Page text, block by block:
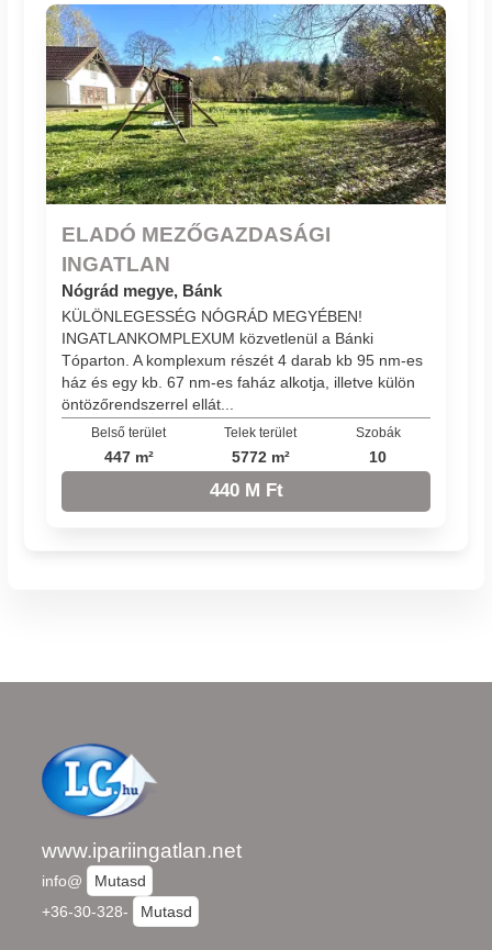
ELADÓ MEZŐGAZDASÁGI
INGATLAN
Nógrád megye, Bánk
KÜLÖNLEGESSÉG NÓGRÁD MEGYÉBEN!
INGATLANKOMPLEXUM közvetlenül a Bánki
Tóparton. A komplexum részét 4 darab kb 95 nm-es
ház és egy kb. 67 nm-es faház alkotja, illetve külön
öntözőrendszerrel ellát...
Belső terület
447 m²
Telek terület
5772 m²
Szobák
10
440 M Ft
www.ipariingatlan.net
info@
Mutasd
+36-30-328-
Mutasd